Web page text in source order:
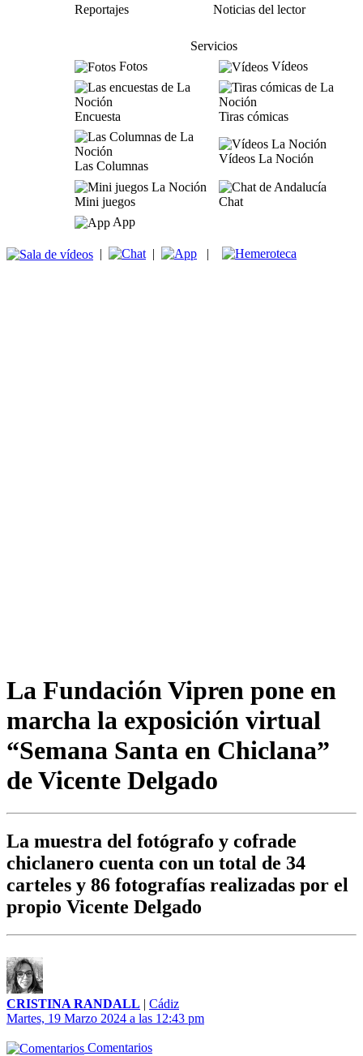
Reportajes
Noticias del lector
Servicios
Fotos
Vídeos
Encuesta Tiras cómicas
Las Columnas
Vídeos La Noción
Mini juegos
Chat
App
| | |
La Fundación Vipren pone en
marcha la exposición virtual
“Semana Santa en Chiclana”
de Vicente Delgado
La muestra del fotógrafo y cofrade
chiclanero cuenta con un total de 34
carteles y 86 fotografías realizadas por el
propio Vicente Delgado
CRISTINA RANDALL | Cádiz
Martes, 19 Marzo 2024 a las 12:43 pm
Comentarios